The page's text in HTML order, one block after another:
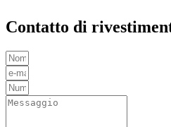
Contatto di